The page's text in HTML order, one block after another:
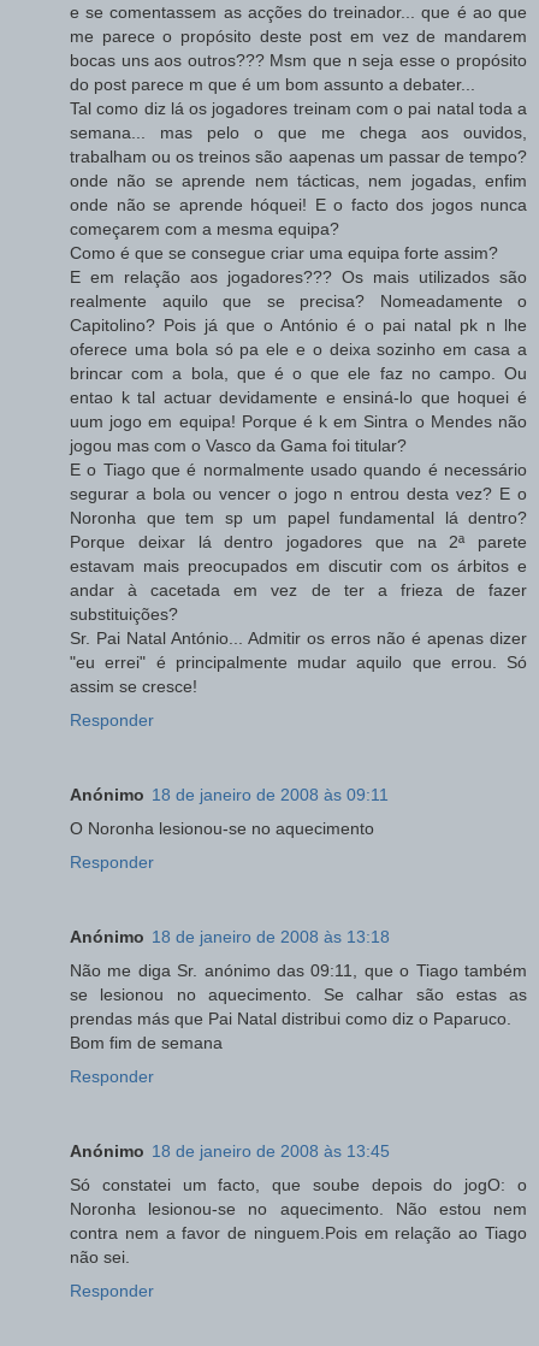
e se comentassem as acções do treinador... que é ao que
me parece o propósito deste post em vez de mandarem
bocas uns aos outros??? Msm que n seja esse o propósito
do post parece m que é um bom assunto a debater...
Tal como diz lá os jogadores treinam com o pai natal toda a
semana... mas pelo o que me chega aos ouvidos,
trabalham ou os treinos são aapenas um passar de tempo?
onde não se aprende nem tácticas, nem jogadas, enfim
onde não se aprende hóquei! E o facto dos jogos nunca
começarem com a mesma equipa?
Como é que se consegue criar uma equipa forte assim?
E em relação aos jogadores??? Os mais utilizados são
realmente aquilo que se precisa? Nomeadamente o
Capitolino? Pois já que o António é o pai natal pk n lhe
oferece uma bola só pa ele e o deixa sozinho em casa a
brincar com a bola, que é o que ele faz no campo. Ou
entao k tal actuar devidamente e ensiná-lo que hoquei é
uum jogo em equipa! Porque é k em Sintra o Mendes não
jogou mas com o Vasco da Gama foi titular?
E o Tiago que é normalmente usado quando é necessário
segurar a bola ou vencer o jogo n entrou desta vez? E o
Noronha que tem sp um papel fundamental lá dentro?
Porque deixar lá dentro jogadores que na 2ª parete
estavam mais preocupados em discutir com os árbitos e
andar à cacetada em vez de ter a frieza de fazer
substituições?
Sr. Pai Natal António... Admitir os erros não é apenas dizer
"eu errei" é principalmente mudar aquilo que errou. Só
assim se cresce!
Responder
Anónimo 18 de janeiro de 2008 às 09:11
O Noronha lesionou-se no aquecimento
Responder
Anónimo 18 de janeiro de 2008 às 13:18
Não me diga Sr. anónimo das 09:11, que o Tiago também
se lesionou no aquecimento. Se calhar são estas as
prendas más que Pai Natal distribui como diz o Paparuco.
Bom fim de semana
Responder
Anónimo 18 de janeiro de 2008 às 13:45
Só constatei um facto, que soube depois do jogO: o
Noronha lesionou-se no aquecimento. Não estou nem
contra nem a favor de ninguem.Pois em relação ao Tiago
não sei.
Responder